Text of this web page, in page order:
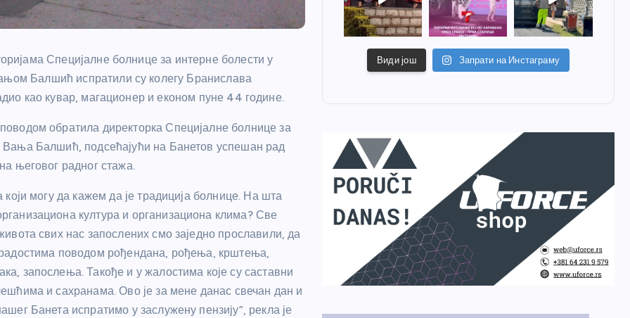
Специјалне болнице за интерне болести у
Балшић испратили су колегу Бранислава
као кувар, магационер и економ пуне 44 године.
обратила директорка Специјалне болнице за
Вања Балшић, подсећајући на Банетов успешан рад
његовог радног стажа.
који могу да кажем да је традиција болнице. На шта
култура и организациона клима? Све
свих нас запослених смо заједно прославили, да
поводом рођендана, рођења, крштења,
запослења. Такође и у жалостима које су саставни
и сахранама. Ово је за мене данас свечан дан и
Банета испратимо у заслужену пензију”, рекла је
Види још Запрати на Инстаграму